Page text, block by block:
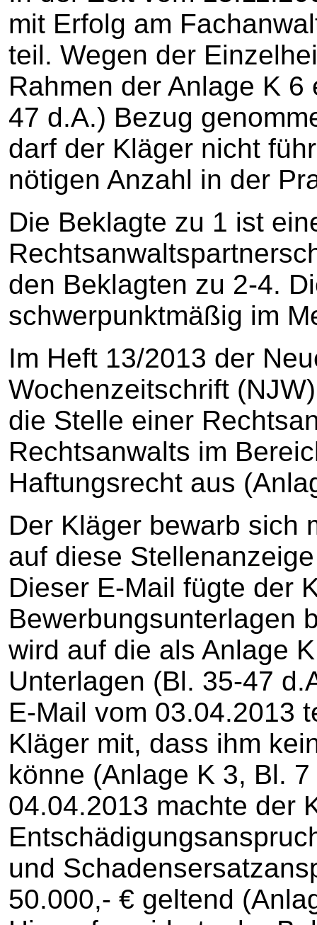
mit Erfolg am
teil. Wegen der
Rahmen der Anlage K
47 d.A.) Bezug
darf der Kläger nicht
nötigen Anzahl in der
Die Beklagte zu 1 ist
den Beklagten zu 2-4.
schwerpunktmäßig im
Im Heft 13/2013 der
Wochenzeitschrift
die Stelle einer
Rechtsanwalts im
Haftungsrecht aus
Der Kläger bewarb sich
auf diese
Dieser E-Mail fügte der
Bewerbungsunterlagen
wird auf die als Anlage
Unterlagen (Bl. 35-47
E-Mail vom 03.04.2013
Kläger mit, dass ihm
könne (Anlage K 3, Bl.
04.04.2013 machte der
und
50.000,- € geltend